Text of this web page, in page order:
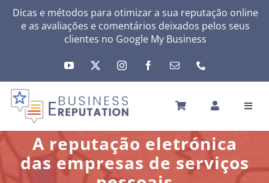
SkipDicas e métodos para otimizar a sua reputação online
e as avaliações e comentários deixados pelos seus
clientes no Google My Business
INÍCIO
A SUA REPUTAÇÃO
A SUA ATIVIDADE
A reputação eletrónica
das empresas de serviços